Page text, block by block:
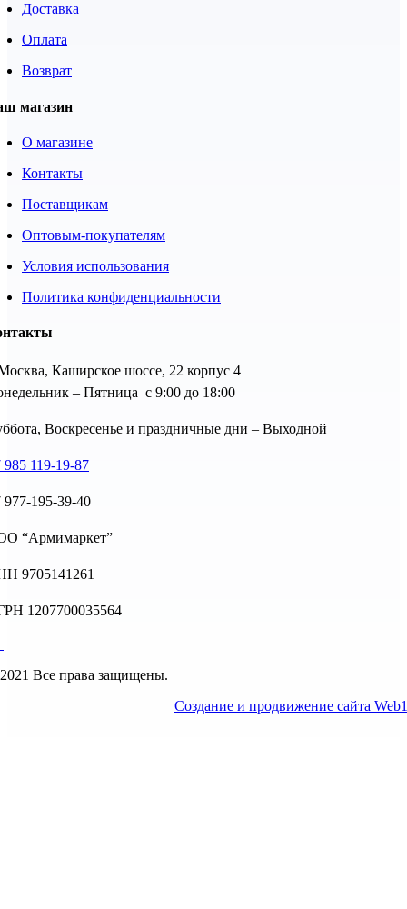
Доставка
Оплата
Возврат
магазин
О магазине
Контакты
Поставщикам
Оптовым-покупателям
Условия использования
Политика конфиденциальности
Каширское шоссе, 22 корпус 4
– Пятница с 9:00 до 18:00
Воскресенье и праздничные дни – Выходной
985 119-19-87
977-195-39-40
“Армимаркет”
9705141261
1207700035564
Все права защищены.
Создание и продвижение сайта